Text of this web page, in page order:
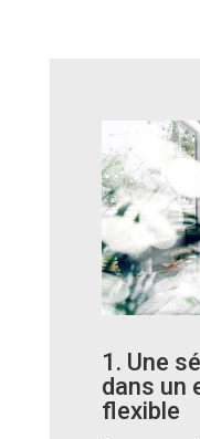
1. Une
dans un
flexible